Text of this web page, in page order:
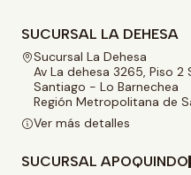
SUCURSAL LA DEHESA
Sucursal La Dehesa
Av La dehesa 3265, Piso
Santiago - Lo Barnechea
Región Metropolitana de
Ver más detalles
SUCURSAL APOQUINDO